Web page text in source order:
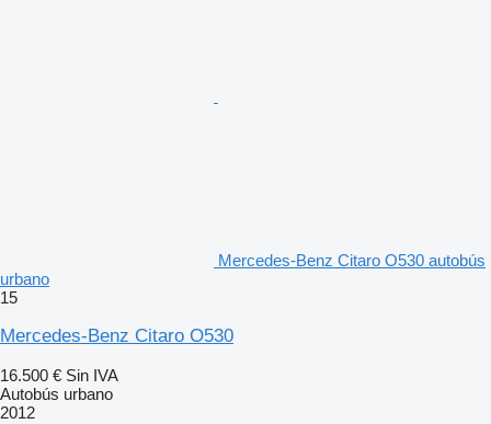
Mercedes-Benz Citaro O530 autobús
urbano
15
Mercedes-Benz Citaro O530
16.500 € Sin IVA
Autobús urbano
2012